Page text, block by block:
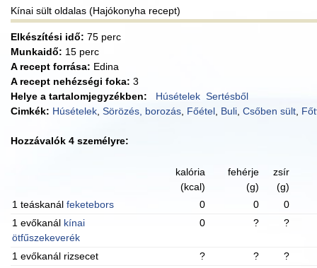
Kínai sült oldalas (Hajókonyha recept)
Elkészítési idő: 75 perc
Munkaidő: 15 perc
A recept forrása: Edina
A recept nehézségi foka: 3
Helye a tartalomjegyzékben:
Húsételek Sertésből
Cimkék: Húsételek Sörözés, borozás Főétel Buli Csőben sült
Hozzávalók 4 személyre:
kalória
(kcal)
fehérje
(g)
zsír
(g)
1 teáskanál feketebors 0 0
0
1 evőkanál kínai
ötfűszekeverék
0 ? ?
1 evőkanál rizsecet ? ?
?